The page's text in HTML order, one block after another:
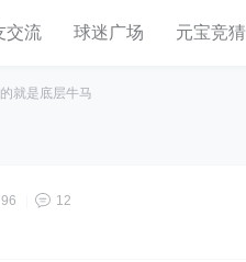
交流 球迷广场 元宝竞猜
就是底层牛马
12